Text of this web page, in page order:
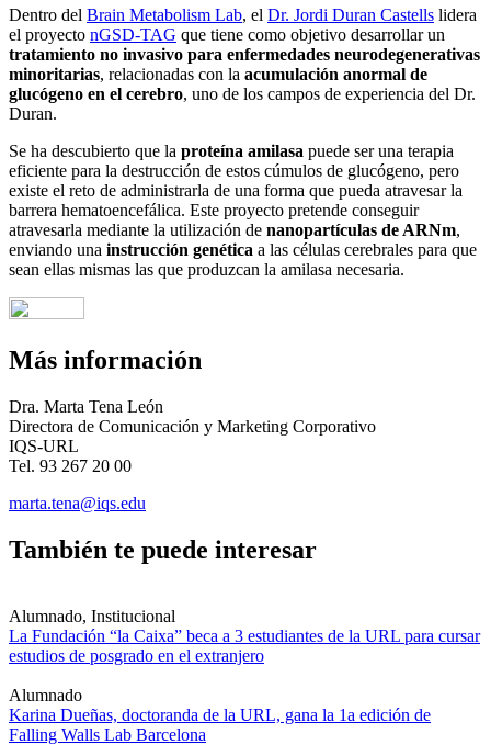
Dentro del Brain Metabolism Lab, el Dr. Jordi Duran Castells lidera
el proyecto nGSD-TAG que tiene como objetivo desarrollar un
tratamiento no invasivo para enfermedades neurodegenerativas
minoritarias, relacionadas con la acumulación anormal de
glucógeno en el cerebro, uno de los campos de experiencia del Dr.
Duran.
Se ha descubierto que la proteína amilasa puede ser una terapia
eficiente para la destrucción de estos cúmulos de glucógeno, pero
existe el reto de administrarla de una forma que pueda atravesar la
barrera hematoencefálica. Este proyecto pretende conseguir
atravesarla mediante la utilización de nanopartículas de ARNm,
enviando una instrucción genética a las células cerebrales para que
sean ellas mismas las que produzcan la amilasa necesaria.
Más información
Dra. Marta Tena León
Directora de Comunicación y Marketing Corporativo
IQS-URL
Tel. 93 267 20 00
marta.tena@iqs.edu
También te puede interesar
Alumnado, Institucional
La Fundación “la Caixa” beca a 3 estudiantes de la URL para cursar
estudios de posgrado en el extranjero
Alumnado
Karina Dueñas, doctoranda de la URL, gana la 1a edición de
Falling Walls Lab Barcelona